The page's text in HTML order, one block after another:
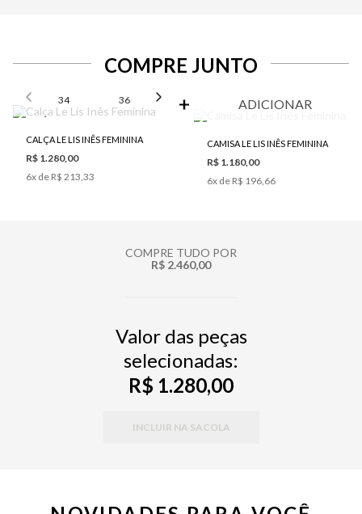
COMPRE JUNTO
34 36 38 40 42
CALÇA LE LIS INÊS FEMININA
R$ 1.280,00
6x de R$ 213,33
ADICIONAR
CAMISA LE LIS INÊS FEMININA
R$ 1.180,00
6x de R$ 196,66
COMPRE TUDO POR
R$ 2.460,00
Valor das peças
selecionadas:
R$ 1.280,00
INCLUIR NA SACOLA